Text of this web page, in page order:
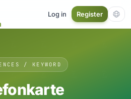
Log in Register
/ KEYWORD